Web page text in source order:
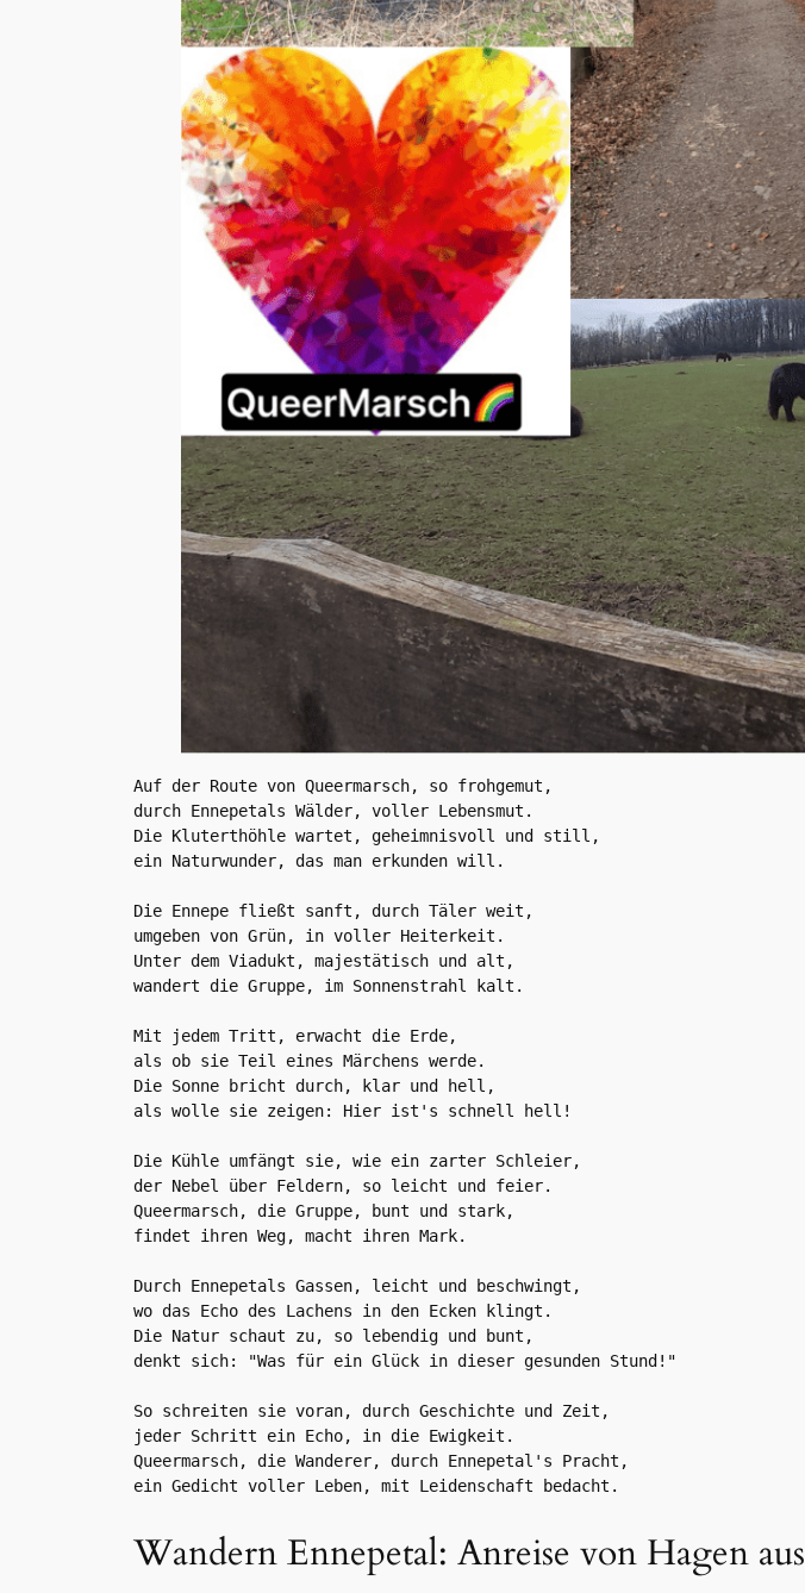
Auf der Route von Queermarsch, so frohgemut,
durch Ennepetals Wälder, voller Lebensmut.
Die Kluterthöhle wartet, geheimnisvoll und still,
ein Naturwunder, das man erkunden will.
Die Ennepe fließt sanft, durch Täler weit,
umgeben von Grün, in voller Heiterkeit.
Unter dem Viadukt, majestätisch und alt,
wandert die Gruppe, im Sonnenstrahl kalt.
Mit jedem Tritt, erwacht die Erde,
als ob sie Teil eines Märchens werde.
Die Sonne bricht durch, klar und hell,
als wolle sie zeigen: Hier ist's schnell hell!
Die Kühle umfängt sie, wie ein zarter Schleier,
der Nebel über Feldern, so leicht und feier.
Queermarsch, die Gruppe, bunt und stark,
findet ihren Weg, macht ihren Mark.
Durch Ennepetals Gassen, leicht und beschwingt,
wo das Echo des Lachens in den Ecken klingt.
Die Natur schaut zu, so lebendig und bunt,
denkt sich: "Was für ein Glück in dieser gesunden Stund!"
So schreiten sie voran, durch Geschichte und Zeit,
jeder Schritt ein Echo, in die Ewigkeit.
Queermarsch, die Wanderer, durch Ennepetal's Pracht,
ein Gedicht voller Leben, mit Leidenschaft bedacht.
Wandern Ennepetal: Anreise von Hagen aus